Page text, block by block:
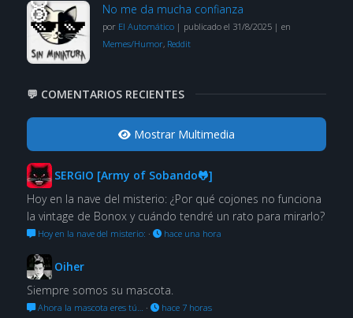
No me da mucha confianza
por El Automático| publicado el 31/8/2025| en
Memes/Humor, Reddit
💬 COMENTARIOS RECIENTES
Mostrar Multimedia
SERGIO [Army of Sobando🐸]
Hoy en la nave del misterio: ¿Por qué cojones no funciona
la vintage de Bonox y cuándo tendré un rato para mirarlo?
Hoy en la nave del misterio: · hace una hora
Oiher
Siempre somos su mascota.
Ahora la mascota eres tú… · hace 7 horas